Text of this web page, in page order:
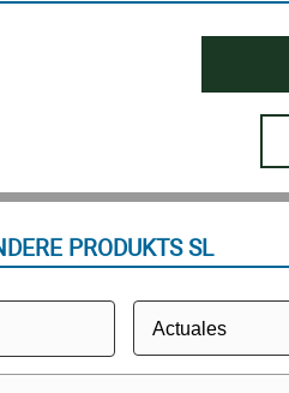
PRODUKTS SL